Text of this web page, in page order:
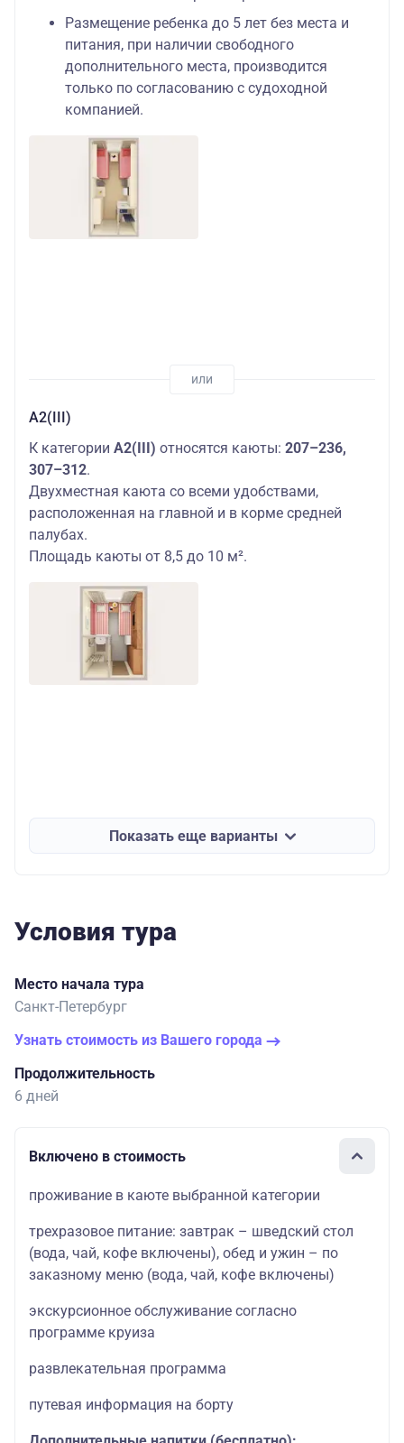
Размещение ребенка до 5 лет без места и
питания, при наличии свободного
дополнительного места, производится
только по согласованию с судоходной
компанией.
А2(III)
К категории А2(III) относятся каюты: 207–236,
307–312.
Двухместная каюта со всеми удобствами,
расположенная на главной и в корме средней
палубах.
Площадь каюты от 8,5 до 10 м².
Показать еще варианты
Условия тура
Место начала тура
Санкт-Петербург
Узнать стоимость из Вашего города
Продолжительность
6 дней
Включено в стоимость
проживание в каюте выбранной категории
трехразовое питание: завтрак – шведский стол
(вода, чай, кофе включены), обед и ужин – по
заказному меню (вода, чай, кофе включены)
экскурсионное обслуживание согласно
программе круиза
развлекательная программа
путевая информация на борту